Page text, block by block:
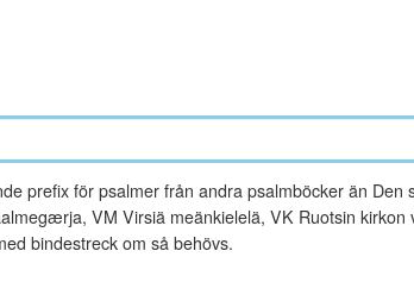
prefix för psalmer från andra psalmböcker än
VM Virsiä meänkielelä, VK Ruotsin
bindestreck om så behövs.